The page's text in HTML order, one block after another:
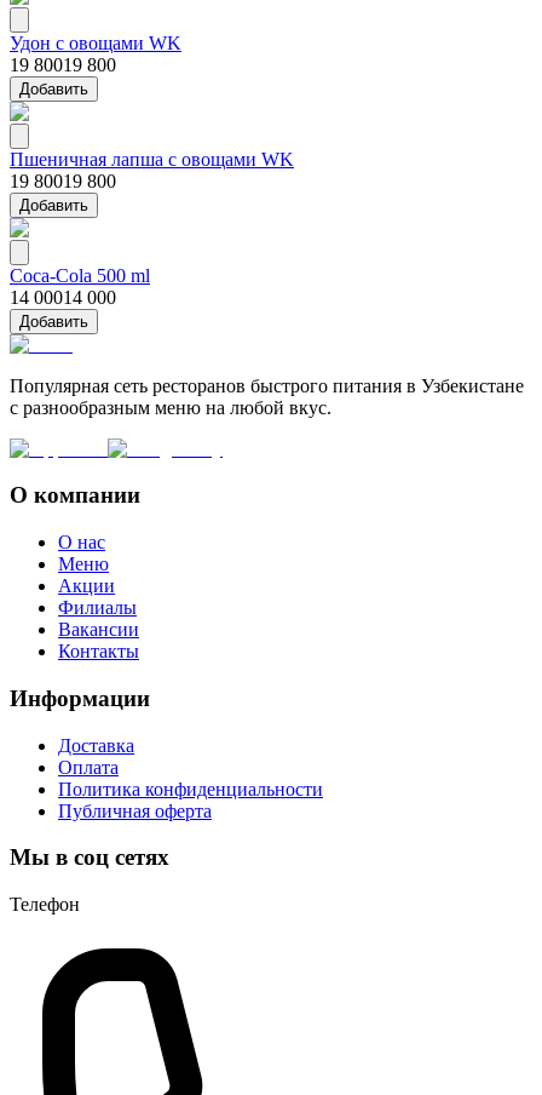
Удон с овощами WK
19 80019 800
Добавить
Пшеничная лапша с овощами WK
19 80019 800
Добавить
Coca-Cola 500 ml
14 00014 000
Добавить
Популярная сеть ресторанов быстрого питания в Узбекистане
с разнообразным меню на любой вкус.
О компании
О нас
Меню
Акции
Филиалы
Вакансии
Контакты
Информации
Доставка
Оплата
Политика конфиденциальности
Публичная оферта
Мы в соц сетях
Телефон